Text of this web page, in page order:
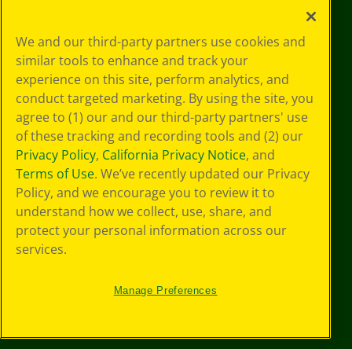
in materia di
privacy
Informativa sulla
privacy
Termini SMS
GDPR
Informativa sulla
privacy di CA
Technologies
Preferenze cookie
Condizioni d'uso
Accessibilità web
Mappa del sito
We and our third-party partners use cookies and
similar tools to enhance and track your
experience on this site, perform analytics, and
conduct targeted marketing. By using the site, you
agree to (1) our and our third-party partners' use
of these tracking and recording tools and (2) our
Privacy Policy, California Privacy Notice, and
Terms of Use. We’ve recently updated our Privacy
Policy, and we encourage you to review it to
understand how we collect, use, share, and
protect your personal information across our
services.
Manage Preferences